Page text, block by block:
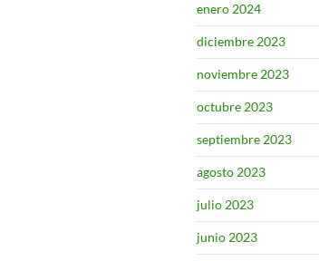
enero 2024
diciembre 2023
noviembre 2023
octubre 2023
septiembre 2023
agosto 2023
julio 2023
junio 2023